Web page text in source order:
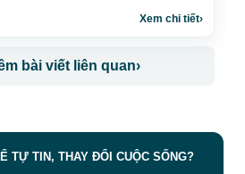
Xem chi tiết›
bài viết liên quan›
TỰ TIN, THAY ĐỔI CUỘC SỐNG?